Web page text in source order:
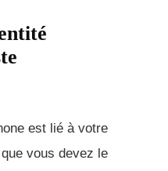
est lié à votre
vous devez le